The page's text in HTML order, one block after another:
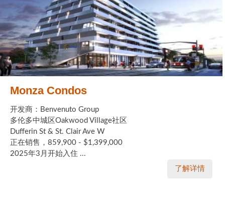
Monza Condos
开发商：Benvenuto Group
多伦多中城区Oakwood Village社区
Dufferin St & St. Clair Ave W
正在销售，859,900 - $1,399,000
2025年3月开始入住 ...
了解详情